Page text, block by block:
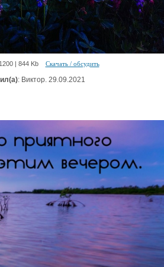
| 844 Kb Скачать / обсудить
: Виктор. 29.09.2021